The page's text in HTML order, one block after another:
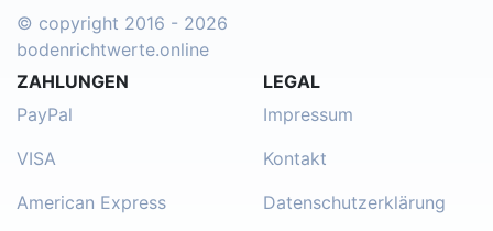
© copyright 2016 - 2026
bodenrichtwerte.online
ZAHLUNGEN
PayPal
VISA
American Express
LEGAL
Impressum
Kontakt
Datenschutzerklärung